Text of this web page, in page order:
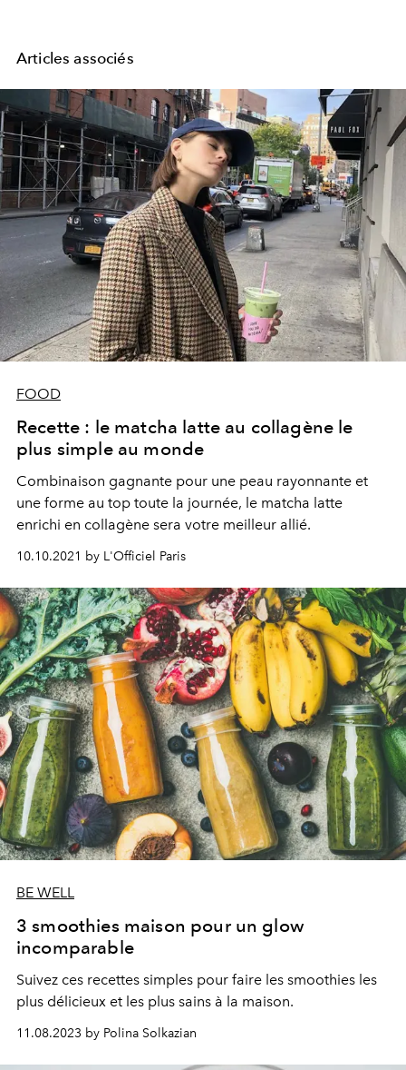
Articles associés
FOOD
Recette : le matcha latte au collagène le
plus simple au monde
Combinaison gagnante pour une peau rayonnante et
une forme au top toute la journée, le matcha latte
enrichi en collagène sera votre meilleur allié.
10.10.2021 by L'Officiel Paris
BE WELL
3 smoothies maison pour un glow
incomparable
Suivez ces recettes simples pour faire les smoothies les
plus délicieux et les plus sains à la maison.
11.08.2023 by Polina Solkazian